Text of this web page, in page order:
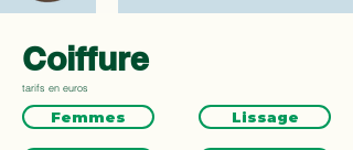
Coiffure
tarifs en euros
Femmes Lissage